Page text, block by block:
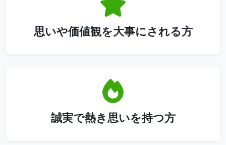
思いや価値観を大事にされる方
誠実で熱き思いを持つ方